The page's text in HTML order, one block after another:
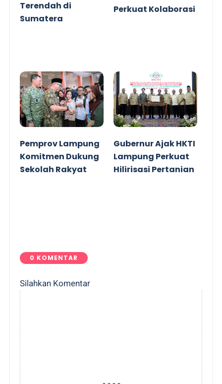
Terendah di
Sumatera
Perkuat Kolaborasi
Pemprov Lampung
Komitmen Dukung
Sekolah Rakyat
Gubernur Ajak HKTI
Lampung Perkuat
Hilirisasi Pertanian
0 KOMENTAR
Silahkan Komentar